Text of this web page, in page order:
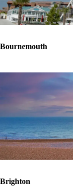
Bournemouth
Brighton